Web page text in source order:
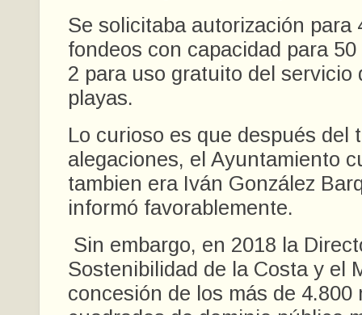
Se solicitaba autorización para
fondeos con capacidad para
2 para uso gratuito del servicio
playas.
Lo curioso es que después del
alegaciones, el Ayuntamiento
tambien era Iván González
informó favorablemente.
Sin embargo, en 2018 la
Sostenibilidad de la Costa y el
concesión de los más de 4.800